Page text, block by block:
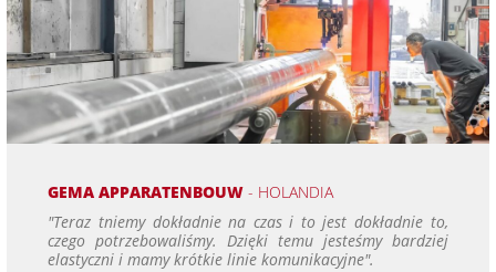
GEMA APPARATENBOUW- HOLANDIA
"Teraz tniemy dokładnie na czas i to jest dokładnie to,
czego potrzebowaliśmy. Dzięki temu jesteśmy bardziej
elastyczni i mamy krótkie linie komunikacyjne".